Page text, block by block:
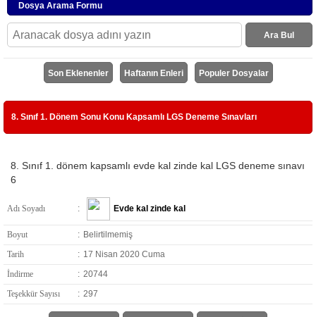
Dosya Arama Formu
Ara Bul
Son Eklenenler Haftanın Enleri Populer Dosyalar
8. Sınıf 1. Dönem Sonu Konu Kapsamlı LGS Deneme Sınavları
8. Sınıf 1. dönem kapsamlı evde kal zinde kal LGS deneme sınavı
6
Adı Soyadı : Evde kal zinde kal
Boyut : Belirtilmemiş
Tarih
: 17 Nisan 2020 Cuma
İndirme
: 20744
Teşekkür Sayısı
: 297